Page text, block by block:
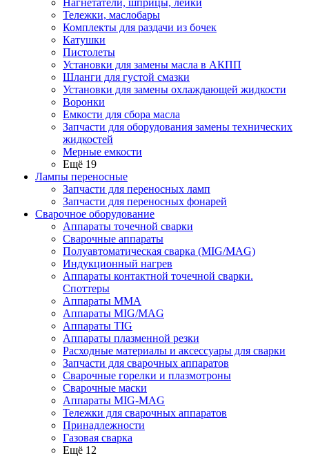
Нагнетатели, шприцы, лейки
Тележки, маслобары
Комплекты для раздачи из бочек
Катушки
Пистолеты
Установки для замены масла в АКПП
Шланги для густой смазки
Установки для замены охлаждающей жидкости
Воронки
Емкости для сбора масла
Запчасти для оборудования замены технических
жидкостей
Мерные емкости
Ещё 19
Лампы переносные
Запчасти для переносных ламп
Запчасти для переносных фонарей
Сварочное оборудование
Аппараты точечной сварки
Сварочные аппараты
Полуавтоматическая сварка (MIG/MAG)
Индукционный нагрев
Аппараты контактной точечной сварки.
Споттеры
Аппараты MMA
Аппараты MIG/MAG
Аппараты TIG
Аппараты плазменной резки
Расходные материалы и аксессуары для сварки
Запчасти для сварочных аппаратов
Сварочные горелки и плазмотроны
Сварочные маски
Аппараты MIG-MAG
Тележки для сварочных аппаратов
Принадлежности
Газовая сварка
Ещё 12